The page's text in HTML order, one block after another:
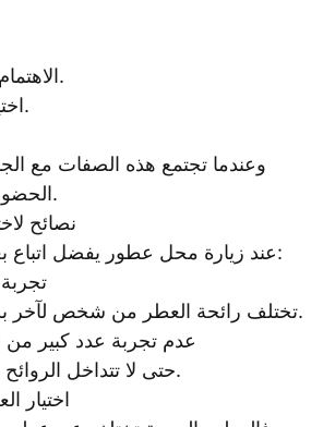
الاهتمام بالنظافة الشخصية.
اختيار العطور المناسبة.
وعندما تجتمع هذه الصفات مع
الحضور أكثر تأثيراً وجاذبية.
نصائح
عند زيارة محل عطور يفضل اتباع بعض النصائح المهمة:
تختلف رائحة العطر من شخص لآخر بسبب طبيعة البشرة.
عدم تجربة عدد كبير من
حتى لا تتداخل الروائح ويصعب التمييز بينها.
اختيار